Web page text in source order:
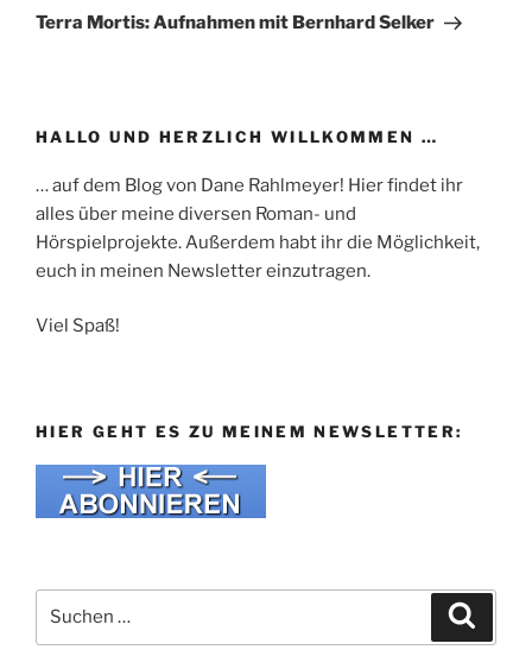
Beitrag
Terra Mortis: Aufnahmen mit Bernhard Selker
HALLO UND HERZLICH WILLKOMMEN …
… auf dem Blog von Dane Rahlmeyer! Hier findet ihr
alles über meine diversen Roman- und
Hörspielprojekte. Außerdem habt ihr die Möglichkeit,
euch in meinen Newsletter einzutragen.
Viel Spaß!
HIER GEHT ES ZU MEINEM NEWSLETTER:
nach: